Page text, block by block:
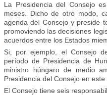
La Presidencia del Consejo
meses. Dicho de otro modo,
agenda del Consejo y preside
promoviendo las decisiones
acuerdos entre los Estados
Si, por ejemplo, el Consejo
período de Presidencia de
ministro húngaro de medio
Presidencia del Consejo en
El Consejo tiene seis